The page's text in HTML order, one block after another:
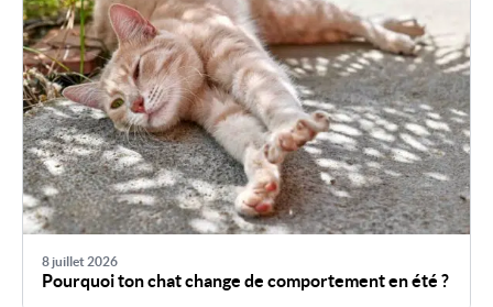
8 juillet 2026
Pourquoi ton chat change de comportement en été ?